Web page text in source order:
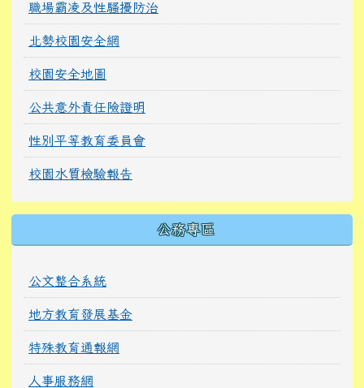
職場霸凌及性騷擾防治
北勢校園安全網
校園安全地圖
公共意外責任險證明
性別平等教育委員會
校園水質檢驗報告
公務專區
公文整合系統
地方教育發展基金
特殊教育通報網
人事服務網